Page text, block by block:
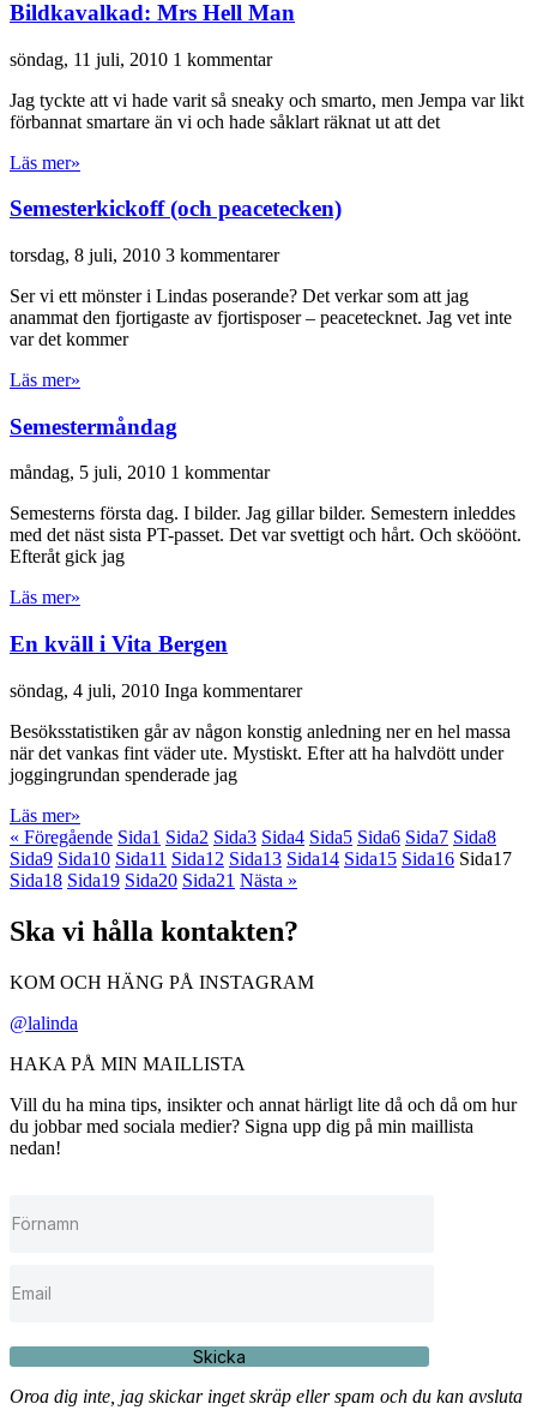
Bildkavalkad: Mrs Hell Man
söndag, 11 juli, 2010 1 kommentar
Jag tyckte att vi hade varit så sneaky och smarto, men Jempa var likt
förbannat smartare än vi och hade såklart räknat ut att det
Läs mer»
Semesterkickoff (och peacetecken)
torsdag, 8 juli, 2010 3 kommentarer
Ser vi ett mönster i Lindas poserande? Det verkar som att jag
anammat den fjortigaste av fjortisposer – peacetecknet. Jag vet inte
var det kommer
Läs mer»
Semestermåndag
måndag, 5 juli, 2010 1 kommentar
Semesterns första dag. I bilder. Jag gillar bilder. Semestern inleddes
med det näst sista PT-passet. Det var svettigt och hårt. Och skööönt.
Efteråt gick jag
Läs mer»
En kväll i Vita Bergen
söndag, 4 juli, 2010 Inga kommentarer
Besöksstatistiken går av någon konstig anledning ner en hel massa
när det vankas fint väder ute. Mystiskt. Efter att ha halvdött under
joggingrundan spenderade jag
Läs mer»
« Föregående Sida1 Sida2 Sida3 Sida4 Sida5 Sida6 Sida7 Sida8
Sida9 Sida10 Sida11 Sida12 Sida13 Sida14 Sida15 Sida16 Sida17
Sida18 Sida19 Sida20 Sida21 Nästa »
Ska vi hålla kontakten?
KOM OCH HÄNG PÅ INSTAGRAM
@lalinda
HAKA PÅ MIN MAILLISTA
Vill du ha mina tips, insikter och annat härligt lite då och då om hur
du jobbar med sociala medier? Signa upp dig på min maillista
nedan!
Skicka
Oroa dig inte, jag skickar inget skräp eller spam och du kan avsluta